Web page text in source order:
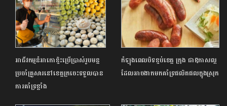
អាជីវកម្មនំអាកោខ្ទិះប្រើប្រាស់រូបមន្ត
ប្រចាំគ្រួសារនៅខេត្តក្រចេះទទួលបាន
ការគាំទ្រខ្លាំង
កំឡុងពេលបិទខ្ទប់ខេត្ត ក្រុង ជាឱកាសល្អ
ដែលអាចងាកមកគាំទ្រផលិតផលក្នុងស្រុក